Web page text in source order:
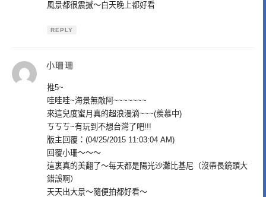
風景都很震撼～白天晚上都好看
REPLY
小珊珊
推5~
哇哇哇~海景無敵阿~~~~~~~
來這兒度蜜月真的超浪漫滴~~~(羨慕中)
ㄎㄎㄎ~有玩到不想台灣了吧!!!
版主回覆：(04/25/2015 11:03:04 AM)
回覆小珊～～～
這裏真的美翻了～每天都是陽光沙灘比基尼（沒帶長鏡頭大
錯誤啊）
天天出大景～隨便拍都好看～